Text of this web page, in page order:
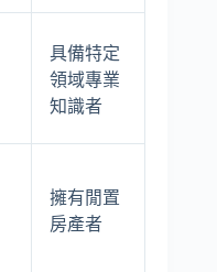
具備特定
領域專業
知識者
擁有閒置
房產者